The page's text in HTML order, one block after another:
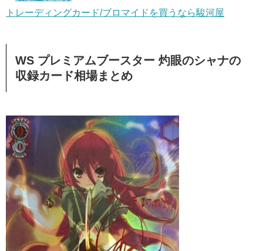
トレーディングカード/ブロマイドを買うなら駿河屋
WS プレミアムブースター 灼眼のシャナの
収録カード相場まとめ